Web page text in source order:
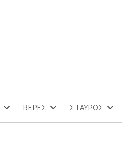
ΒΕΡΕΣ ΣΤΑΥΡΟΣ